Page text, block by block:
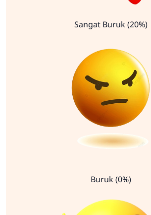
Sangat Buruk (20%)
Buruk (0%)